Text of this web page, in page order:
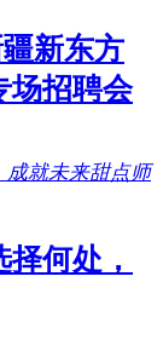
新东方
场招聘会
何处，